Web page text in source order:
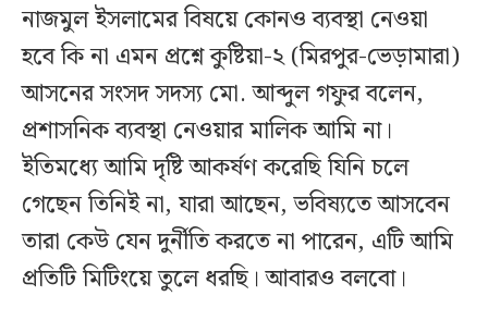
নাজমুল ইসলামের বিষয়ে কোনও ব্যবস্থা নেওয়া
হবে কি না এমন প্রশ্নে কুষ্টিয়া-২ (মিরপুর-ভেড়ামারা)
আসনের সংসদ সদস্য মো. আব্দুল গফুর বলেন,
প্রশাসনিক ব্যবস্থা নেওয়ার মালিক আমি না।
ইতিমধ্যে আমি দৃষ্টি আকর্ষণ করেছি যিনি চলে
গেছেন তিনিই না, যারা আছেন, ভবিষ্যতে আসবেন
তারা কেউ যেন দুর্নীতি করতে না পারেন, এটি আমি
প্রতিটি মিটিংয়ে তুলে ধরছি। আবারও বলবো।